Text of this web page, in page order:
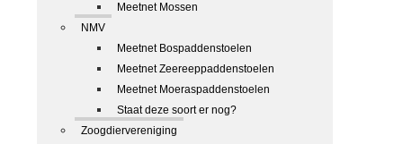
Meetnet Mossen
NMV
Meetnet Bospaddenstoelen
Meetnet Zeereeppaddenstoelen
Meetnet Moeraspaddenstoelen
Staat deze soort er nog?
Zoogdiervereniging